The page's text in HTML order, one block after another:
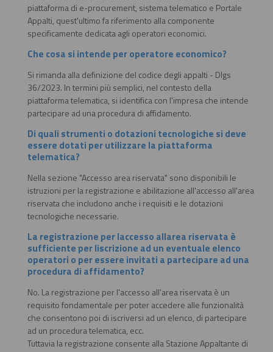
piattaforma di e-procurement, sistema telematico e Portale
Appalti, quest'ultimo fa riferimento alla componente
specificamente dedicata agli operatori economici.
Che cosa si intende per operatore economico?
Si rimanda alla definizione del codice degli appalti - Dlgs
36/2023. In termini più semplici, nel contesto della
piattaforma telematica, si identifica con l'impresa che intende
partecipare ad una procedura di affidamento.
Di quali strumenti o dotazioni tecnologiche si deve
essere dotati per utilizzare la piattaforma
telematica?
Nella sezione "Accesso area riservata" sono disponibili le
istruzioni per la registrazione e abilitazione all'accesso all'area
riservata che includono anche i requisiti e le dotazioni
tecnologiche necessarie.
La registrazione per laccesso allarea riservata è
sufficiente per liscrizione ad un eventuale elenco
operatori o per essere invitati a partecipare ad una
procedura di affidamento?
No. La registrazione per l'accesso all'area riservata è un
requisito fondamentale per poter accedere alle funzionalità
che consentono poi di iscriversi ad un elenco, di partecipare
ad un procedura telematica, ecc.
Tuttavia la registrazione consente alla Stazione Appaltante di